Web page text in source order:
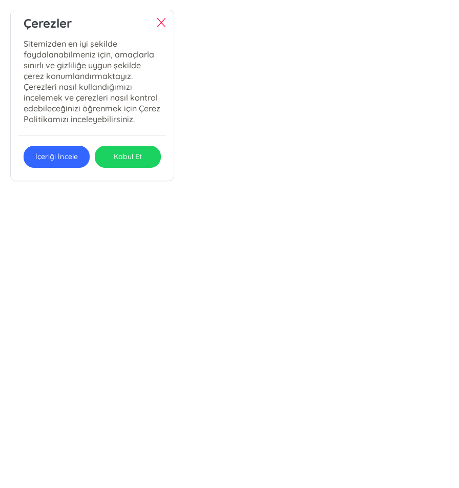
Çerezler
Sitemizden en iyi şekilde
faydalanabilmeniz için, amaçlarla
sınırlı ve gizliliğe uygun şekilde
çerez konumlandırmaktayız.
Çerezleri nasıl kullandığımızı
incelemek ve çerezleri nasıl kontrol
edebileceğinizi öğrenmek için Çerez
Politikamızı inceleyebilirsiniz.
İçeriği İncele Kabul Et